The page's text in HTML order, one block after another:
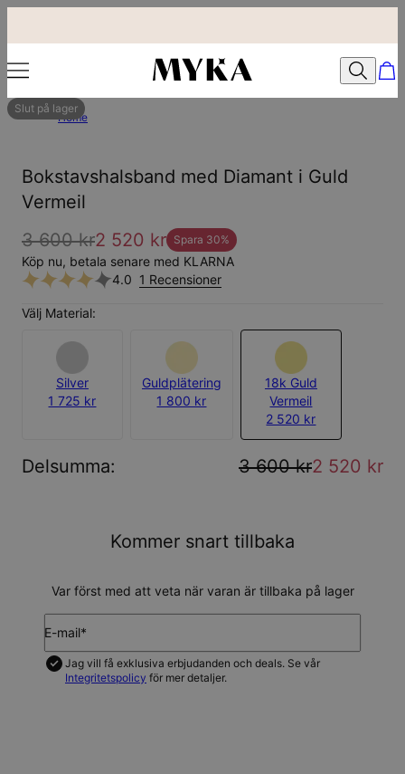
Slut på lager
Home
Bokstavshalsband med Diamant i Guld
Vermeil
3 600 kr2 520 kr Spara 30%
Köp nu, betala senare med KLARNA
4.0 1 Recensioner
Välj Material:
Silver
1 725 kr
Guldplätering
1 800 kr
18k Guld
Vermeil
2 520 kr
Delsumma: 3 600 kr2 520 kr
Kommer snart tillbaka
Var först med att veta när varan är tillbaka på lager
E-mail*
Jag vill få exklusiva erbjudanden och deals. Se vår
Integritetspolicy för mer detaljer.